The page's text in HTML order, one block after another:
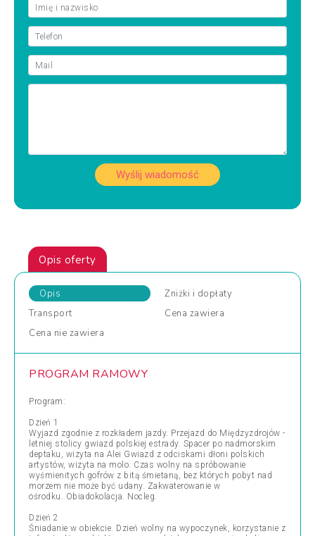
Wyślij wiadomość
Opis oferty
Opis Zniżki i dopłaty
Transport
Cena zawiera
Cena nie zawiera
PROGRAM RAMOWY
Program:
Dzień 1
Wyjazd zgodnie z rozkładem jazdy. Przejazd do Międzyzdrojów -
letniej stolicy gwiazd polskiej estrady. Spacer po nadmorskim
deptaku, wizyta na Alei Gwiazd z odciskami dłoni polskich
artystów, wizyta na molo. Czas wolny na spróbowanie
wyśmienitych gofrów z bitą śmietaną, bez których pobyt nad
morzem nie może być udany. Zakwaterowanie w
ośrodku. Obiadokolacja. Nocleg.
Dzień 2
Śniadanie w obiekcie. Dzień wolny na wypoczynek, korzystanie z